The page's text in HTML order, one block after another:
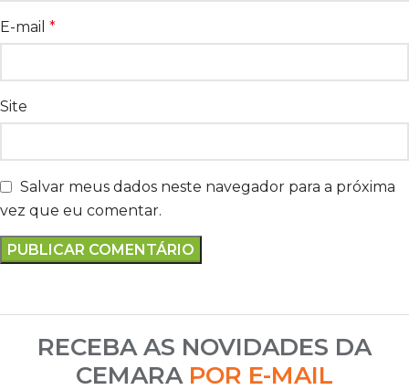
E-mail *
Site
Salvar meus dados neste navegador para a próxima
vez que eu comentar.
RECEBA AS NOVIDADES DA
CEMARA POR E-MAIL